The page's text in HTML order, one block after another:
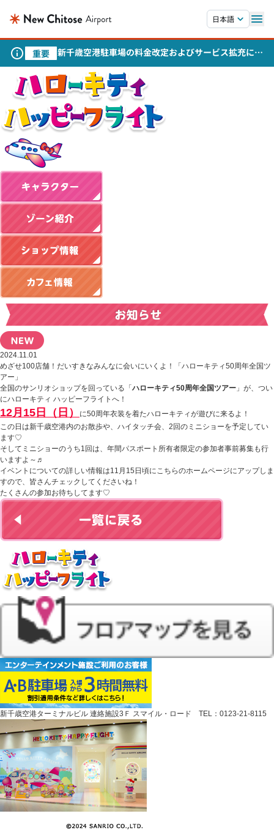
日本語
重要
新千歳空港駐車場の料金改定およびサービス拡充につ
いて
2024.11.01
めざせ100店舗！だいすきなみんなに会いにいくよ！「ハローキティ50周年全国ツ
アー」
全国のサンリオショップを回っている「 ハローキティ50周年全国ツアー 」が、つい
にハローキティ ハッピーフライトへ！
12月15日（日）
に50周年衣装を着たハローキティが遊びに来るよ！
この日は新千歳空港内のお散歩や、ハイタッチ会、2回のミニショーを予定してい
ます♡
そしてミニショーのうち1回は、年間パスポート所有者限定の参加者事前募集も行
いますよ～♬
イベントについての詳しい情報は11月15日頃にこちらのホームページにアップしま
すので、皆さんチェックしてくださいね！
たくさんの参加お待ちしてます♡
新千歳空港ターミナルビル 連絡施設3Ｆ スマイル・ロード TEL：0123-21-8115